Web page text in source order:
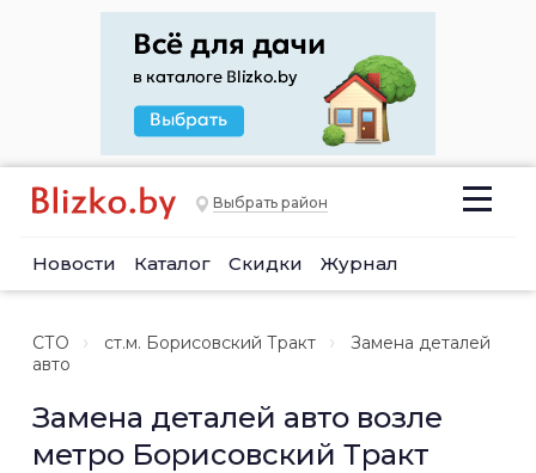
Выбрать район
Новости Каталог Скидки Журнал
СТО ст.м. Борисовский Тракт
Замена деталей
авто
Замена деталей авто возле
метро Борисовский Тракт